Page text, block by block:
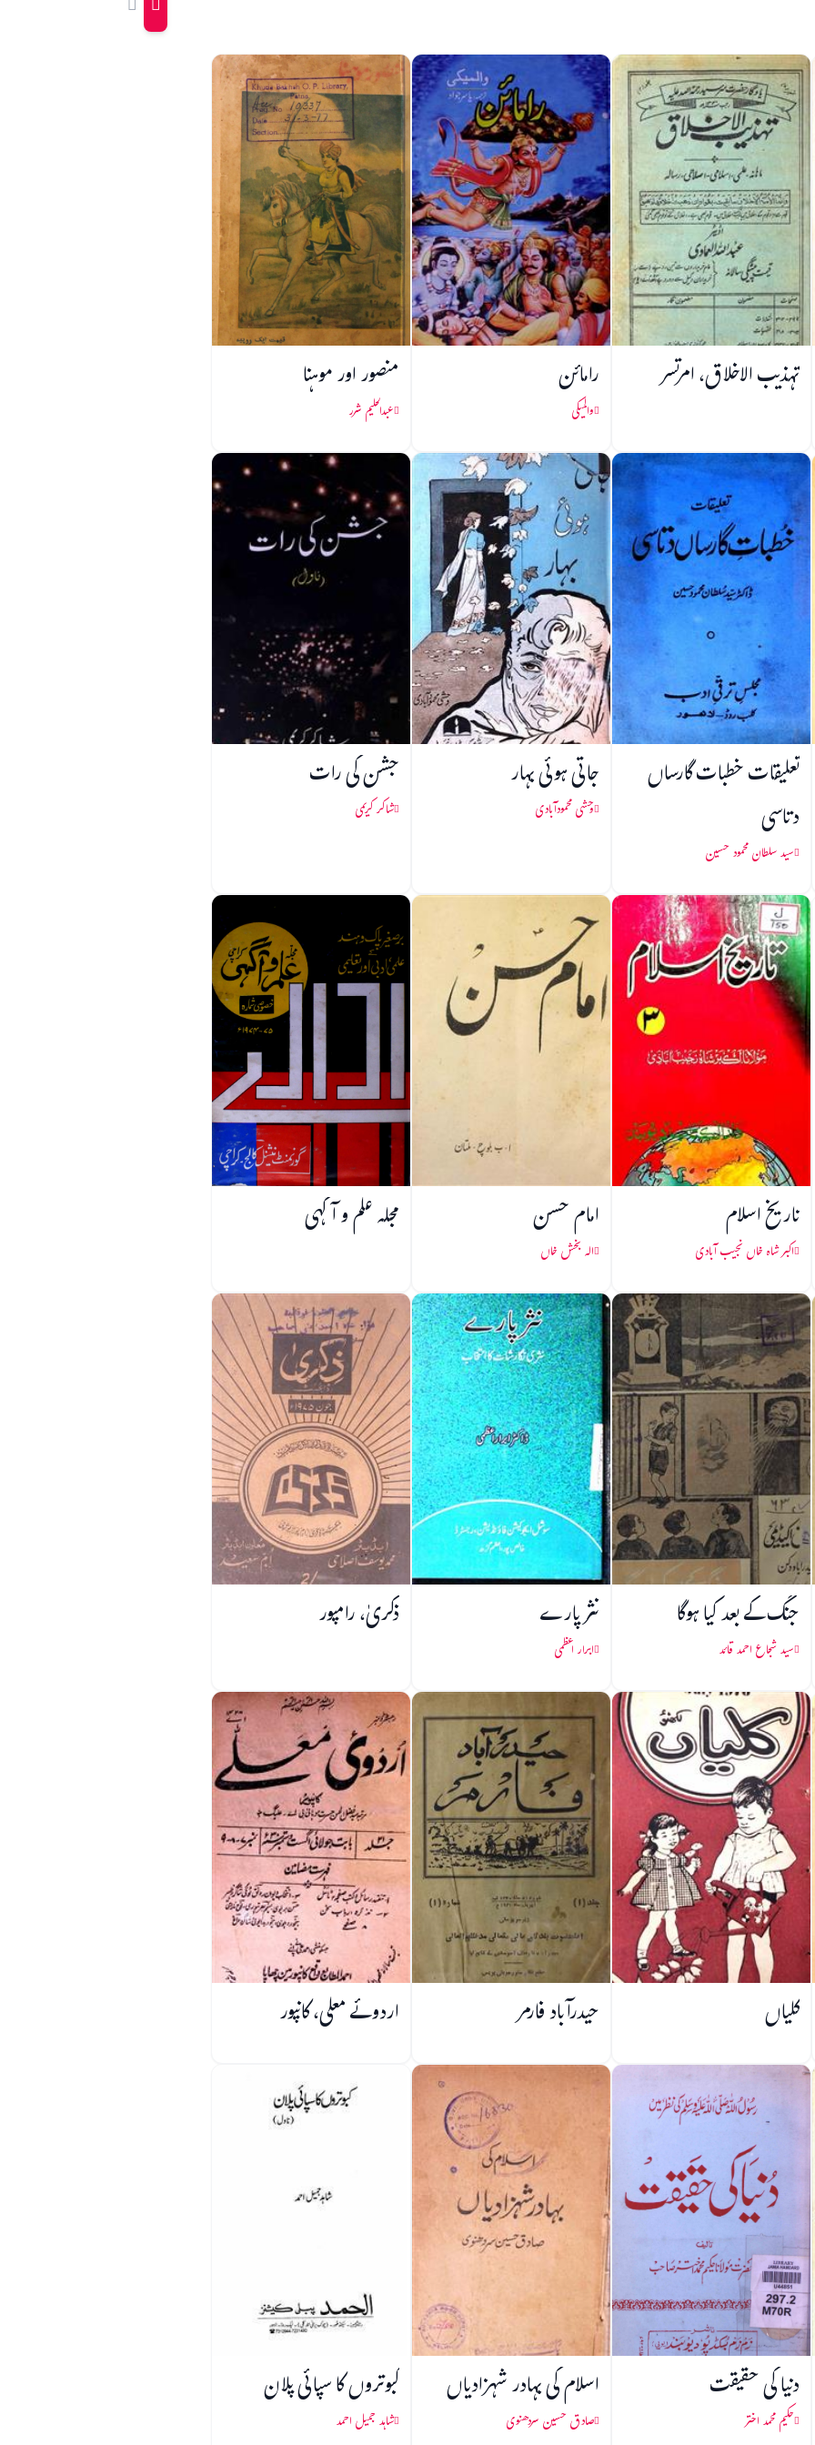
تہذیب الاخلاق، امرتسر رامائن
والمیکی
منصور اور موہنا
عبدالحلیم شرر
تعلیقات خطبات گارساں
دتاسی
سید سلطان محمود حسین
جاتی ہوئی بہار
وحشی محمودآبادی
جشن کی رات
شاکر کریمی
تاریخ اسلام
اکبر شاہ خاں نجیب آبادی
امام حسن
الہ بخش خاں
مجلہ علم و آگہی
جنگ کے بعد کیا ہوگا
سید شجاع احمد قائد
نثر پارے
ابرار اعظمی
ذکریٰ، رامپور
کلیاں حیدرآباد فارمر اردوئے معلی، کانپور
دنیا کی حقیقت
حکیم محمد اختر
اسلام کی بہادر شہزادیاں
صادق حسین سردھنوی
کبوتروں کا سپائی پلان
شاہد جمیل احمد